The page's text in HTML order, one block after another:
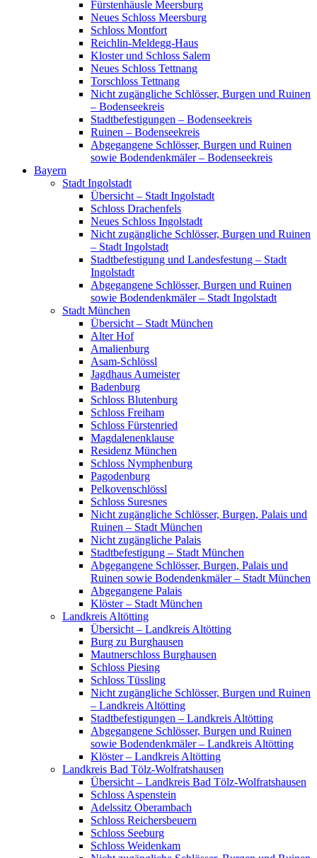
Fürstenhäusle Meersburg
Neues Schloss Meersburg
Schloss Montfort
Reichlin-Meldegg-Haus
Kloster und Schloss Salem
Neues Schloss Tettnang
Torschloss Tettnang
Nicht zugängliche Schlösser, Burgen und Ruinen
– Bodenseekreis
Stadtbefestigungen – Bodenseekreis
Ruinen – Bodenseekreis
Abgegangene Schlösser, Burgen und Ruinen
sowie Bodendenkmäler – Bodenseekreis
Bayern
Stadt Ingolstadt
Übersicht – Stadt Ingolstadt
Schloss Drachenfels
Neues Schloss Ingolstadt
Nicht zugängliche Schlösser, Burgen und Ruinen
– Stadt Ingolstadt
Stadtbefestigung und Landesfestung – Stadt
Ingolstadt
Abgegangene Schlösser, Burgen und Ruinen
sowie Bodendenkmäler – Stadt Ingolstadt
Stadt München
Übersicht – Stadt München
Alter Hof
Amalienburg
Asam-Schlössl
Jagdhaus Aumeister
Badenburg
Schloss Blutenburg
Schloss Freiham
Schloss Fürstenried
Magdalenenklause
Residenz München
Schloss Nymphenburg
Pagodenburg
Pelkovenschlössl
Schloss Suresnes
Nicht zugängliche Schlösser, Burgen, Palais und
Ruinen – Stadt München
Nicht zugängliche Palais
Stadtbefestigung – Stadt München
Abgegangene Schlösser, Burgen, Palais und
Ruinen sowie Bodendenkmäler – Stadt München
Abgegangene Palais
Klöster – Stadt München
Landkreis Altötting
Übersicht – Landkreis Altötting
Burg zu Burghausen
Mautnerschloss Burghausen
Schloss Piesing
Schloss Tüssling
Nicht zugängliche Schlösser, Burgen und Ruinen
– Landkreis Altötting
Stadtbefestigungen – Landkreis Altötting
Abgegangene Schlösser, Burgen und Ruinen
sowie Bodendenkmäler – Landkreis Altötting
Klöster – Landkreis Altötting
Landkreis Bad Tölz-Wolfratshausen
Übersicht – Landkreis Bad Tölz-Wolfratshausen
Schloss Aspenstein
Adelssitz Oberambach
Schloss Reichersbeuern
Schloss Seeburg
Schloss Weidenkam